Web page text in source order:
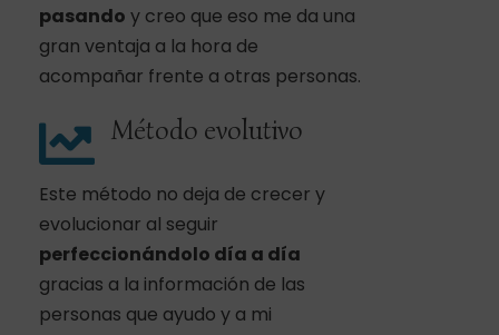
pasando y creo que eso me da una
gran ventaja a la hora de
acompañar frente a otras personas.
Método evolutivo
Este método no deja de crecer y
evolucionar al seguir
perfeccionándolo día a día
gracias a la información de las
personas que ayudo y a mi